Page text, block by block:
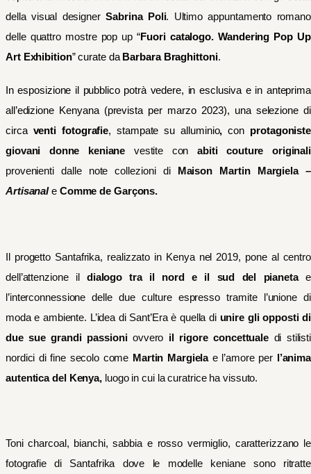
della visual designerSabrina Poli. Ultimo appuntamento romano
delle quattro mostre pop up“Fuori catalogo. Wandering Pop Up
Art Exhibition” curate da Barbara Braghittoni.
In esposizione il pubblico potrà vedere, in esclusiva e in anteprima
all’edizione Kenyana (prevista per marzo 2023), una selezione di
circa venti fotografie, stampate su alluminio,con protagoniste
giovani donne keniane vestite con abiti couture originali
provenienti dalle note collezioni diMaison Martin Margiela –
Artisanal eComme de Garçons.
Il progetto Santafrika, realizzato in Kenya nel 2019, pone al centro
dell’attenzione il dialogo tra il nord e il sud del pianetae
l’interconnessione delle due culture espresso tramite l’unione di
moda e ambiente. L’idea di Sant’Era è quella di unire gli opposti di
due sue grandi passioniovvero il rigore concettuale di stilisti
nordici di fine secolo come Martin Margielae l’amore per
l’anima
autentica del Kenya, luogo in cui la curatrice ha vissuto.
Toni charcoal, bianchi, sabbia e rosso vermiglio, caratterizzano le
fotografie di Santafrika dove le modelle keniane sono ritratte